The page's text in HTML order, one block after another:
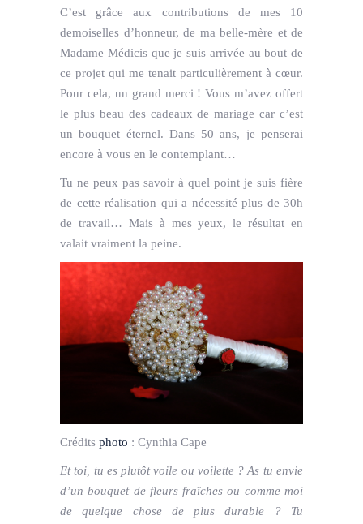
C’est grâce aux contributions de mes 10
demoiselles d’honneur, de ma belle-mère et de
Madame Médicis que je suis arrivée au bout de
ce projet qui me tenait particulièrement à cœur.
Pour cela, un grand merci ! Vous m’avez offert
le plus beau des cadeaux de mariage car c’est
un bouquet éternel. Dans 50 ans, je penserai
encore à vous en le contemplant…
Tu ne peux pas savoir à quel point je suis fière
de cette réalisation qui a nécessité plus de 30h
de travail… Mais à mes yeux, le résultat en
valait vraiment la peine.
Crédits photo : Cynthia Cape
Et toi, tu es plutôt voile ou voilette ? As tu envie
d’un bouquet de fleurs fraîches ou comme moi
de quelque chose de plus durable ? Tu